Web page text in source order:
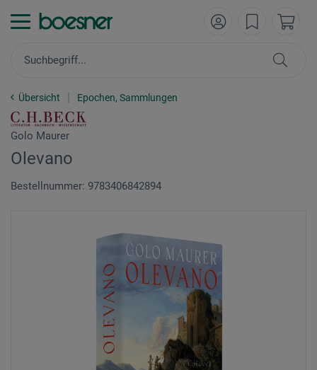
Übersicht Epochen, Sammlungen
Golo Maurer
Olevano
Bestellnummer: 9783406842894